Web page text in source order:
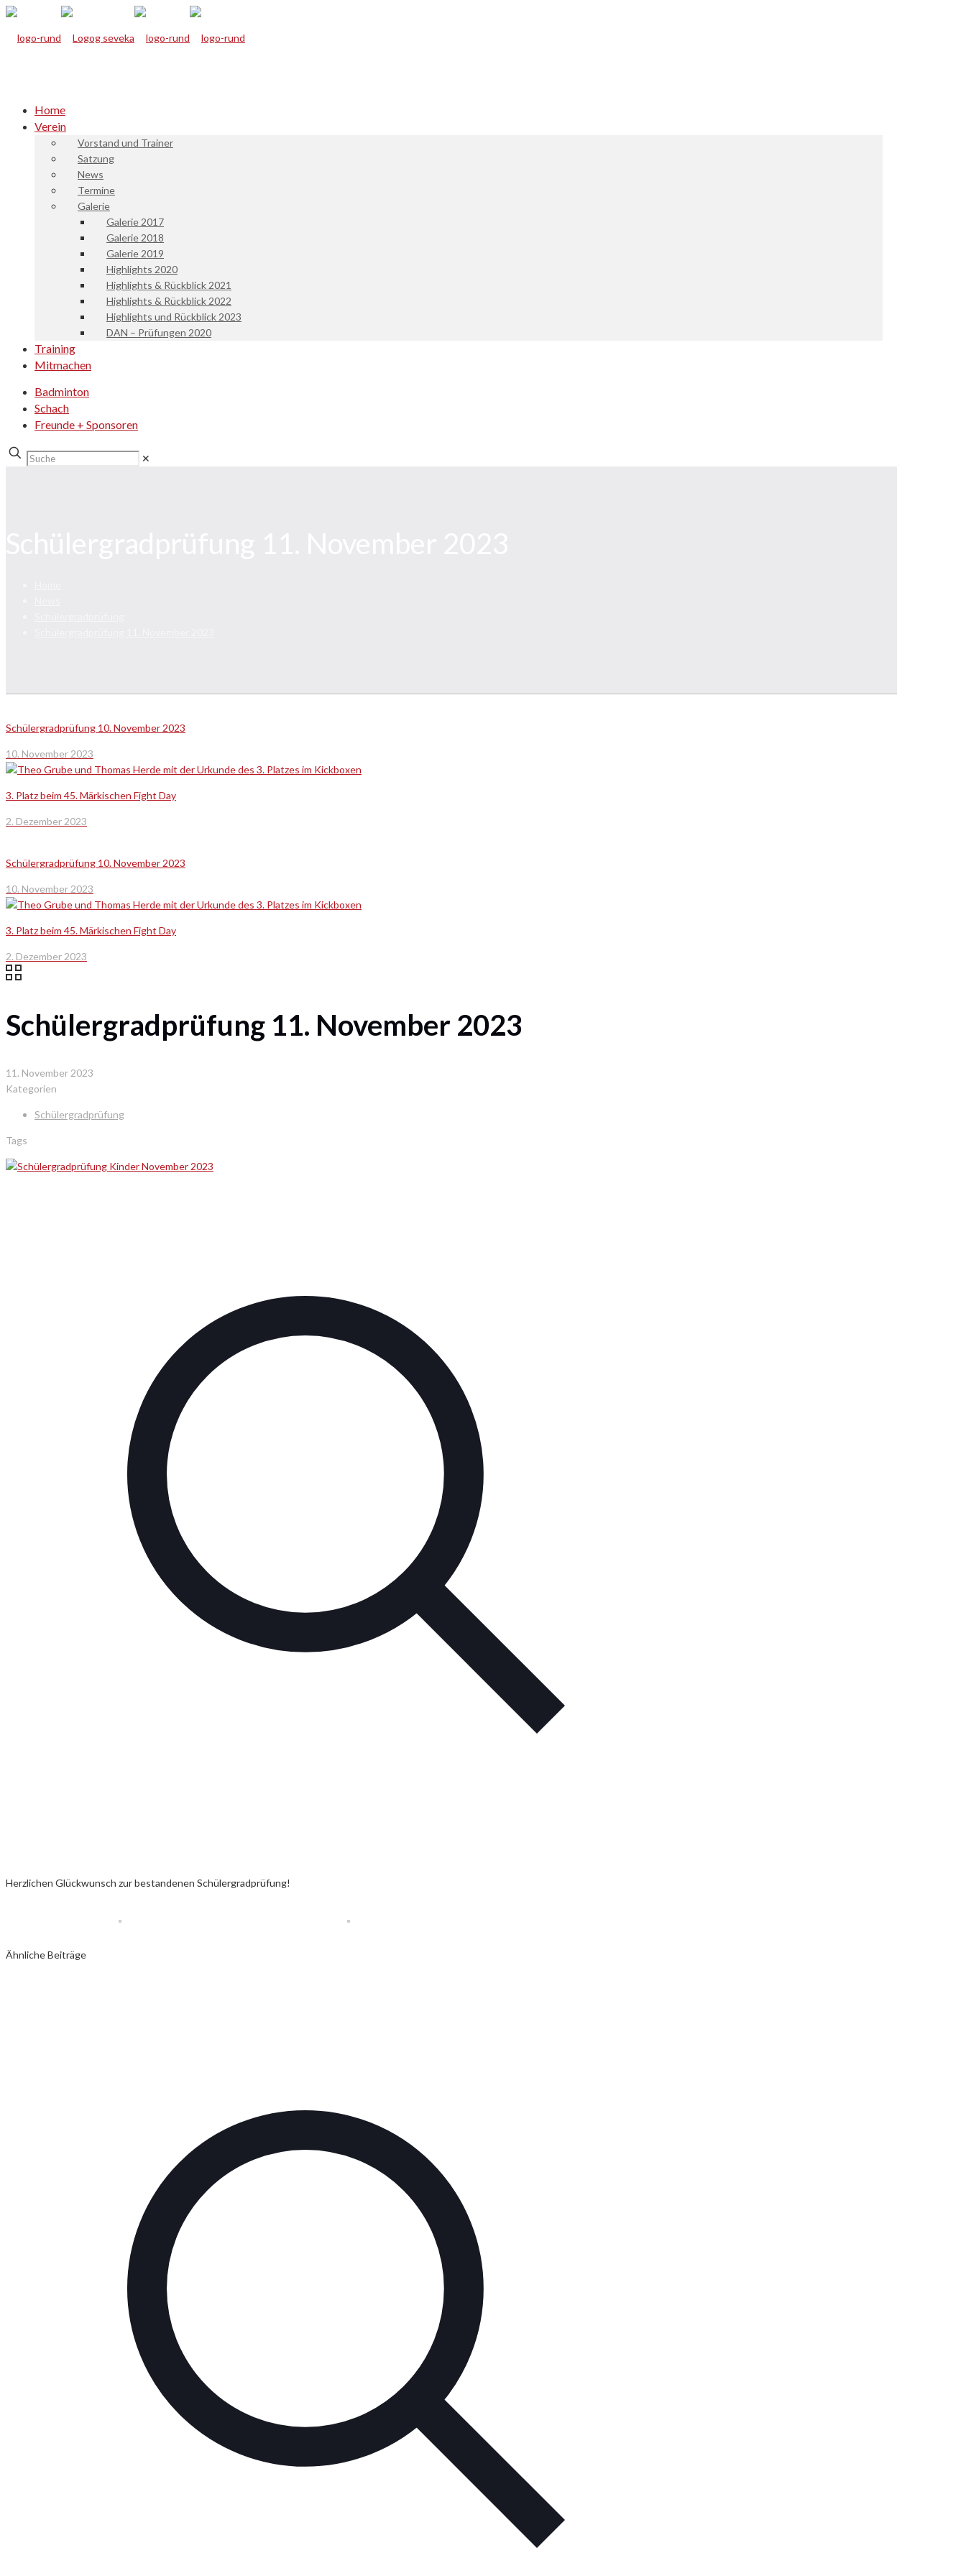
Home
Verein
Vorstand und Trainer
Satzung
News
Termine
Galerie
Galerie 2017
Galerie 2018
Galerie 2019
Highlights 2020
Highlights & Rückblick 2021
Highlights & Rückblick 2022
Highlights und Rückblick 2023
DAN – Prüfungen 2020
Training
Mitmachen
Badminton
Schach
Freunde + Sponsoren
✕
Schülergradprüfung 10. November 2023
10. November 2023
3. Platz beim 45. Märkischen Fight Day
2. Dezember 2023
Schülergradprüfung 10. November 2023
10. November 2023
3. Platz beim 45. Märkischen Fight Day
2. Dezember 2023
Schülergradprüfung 11. November 2023
11. November 2023
Kategorien
Schülergradprüfung
Tags
Herzlichen Glückwunsch zur bestandenen Schülergradprüfung!
Ähnliche Beiträge